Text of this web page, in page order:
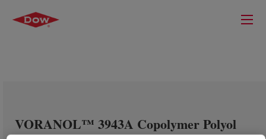
VORANOL™ 3943A Copolymer Polyol